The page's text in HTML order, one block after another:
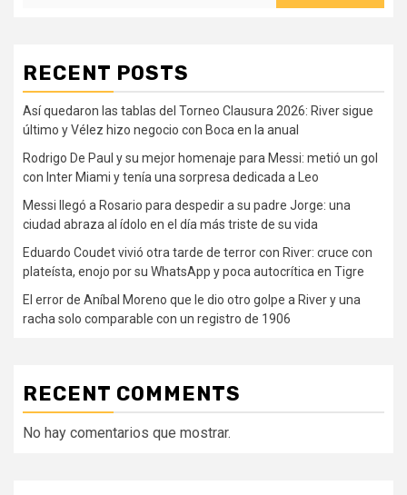
RECENT POSTS
Así quedaron las tablas del Torneo Clausura 2026: River sigue
último y Vélez hizo negocio con Boca en la anual
Rodrigo De Paul y su mejor homenaje para Messi: metió un gol
con Inter Miami y tenía una sorpresa dedicada a Leo
Messi llegó a Rosario para despedir a su padre Jorge: una
ciudad abraza al ídolo en el día más triste de su vida
Eduardo Coudet vivió otra tarde de terror con River: cruce con
plateísta, enojo por su WhatsApp y poca autocrítica en Tigre
El error de Aníbal Moreno que le dio otro golpe a River y una
racha solo comparable con un registro de 1906
RECENT COMMENTS
No hay comentarios que mostrar.